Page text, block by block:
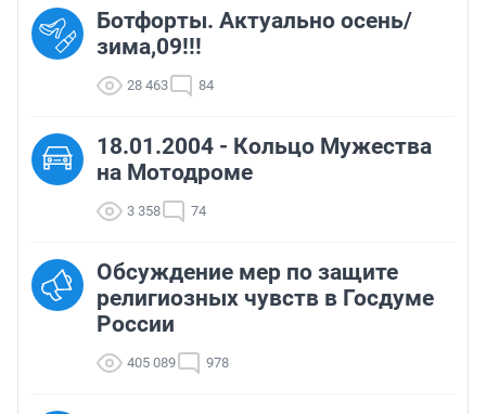
Ботфорты. Актуально осень/
зима,09!!!
28 463 84
18.01.2004 - Кольцо Мужества
на Мотодроме
3 358 74
Обсуждение мер по защите
религиозных чувств в Госдуме
России
405 089 978